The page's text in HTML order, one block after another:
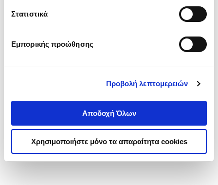
Στατιστικά
Εμπορικής προώθησης
Προβολή λεπτομερειών
Αποδοχή Όλων
Χρησιμοποιήστε μόνο τα απαραίτητα cookies